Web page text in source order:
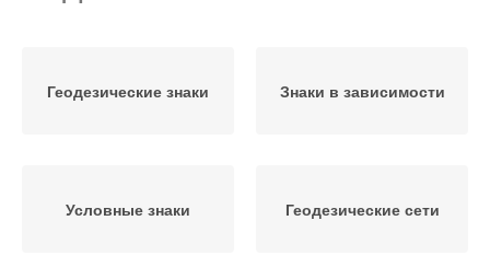
Геодезические знаки Знаки в зависимости
Условные знаки Геодезические сети